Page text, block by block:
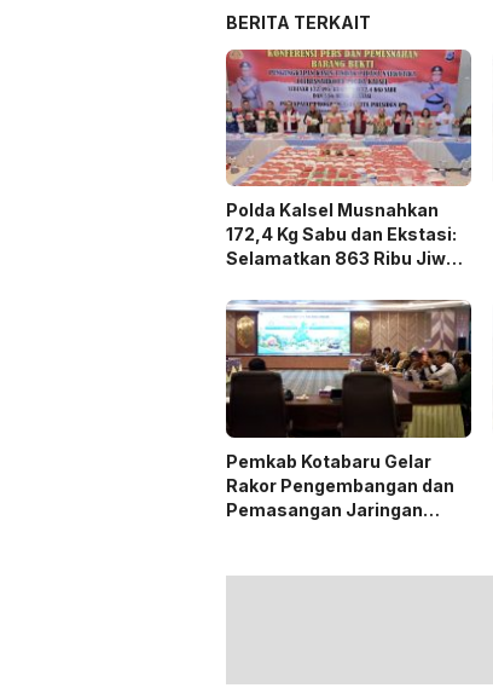
BERITA TERKAIT
Polda Kalsel Musnahkan
172,4 Kg Sabu dan Ekstasi:
Selamatkan 863 Ribu Jiwa
4,3 Triliun
Pemkab Kotabaru Gelar
Rakor Pengembangan dan
Pemasangan Jaringan